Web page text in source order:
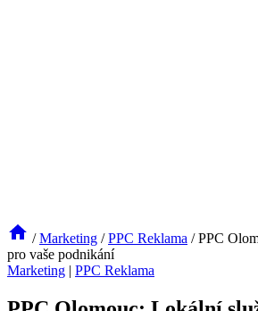
/ Marketing / PPC Reklama / PPC
pro vaše podnikání
Marketing | PPC Reklama